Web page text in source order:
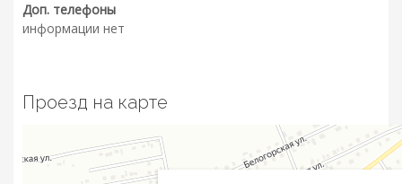
Доп. телефоны
информации нет
Проезд на карте